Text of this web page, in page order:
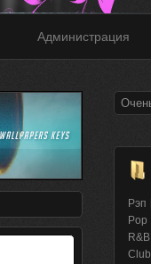
Администрация
Рэп
Pop
R&B
Club